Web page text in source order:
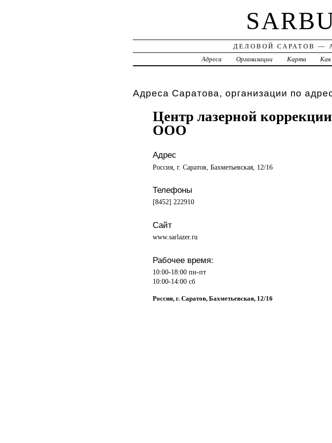
ДЕЛОВОЙ САРАТОВ —
Адреса
Организации Карта Как
Адреса Саратова, организации по
Центр лазерной
ООО
Адрес
Россия, г. Саратов, Бахметьевская, 12/16
Телефоны
[8452] 222910
Сайт
www.sarlazer.ru
Рабочее время:
10:00-18:00 пн-пт
10:00-14:00 сб
Россия, г. Саратов, Бахметьевская, 12/16